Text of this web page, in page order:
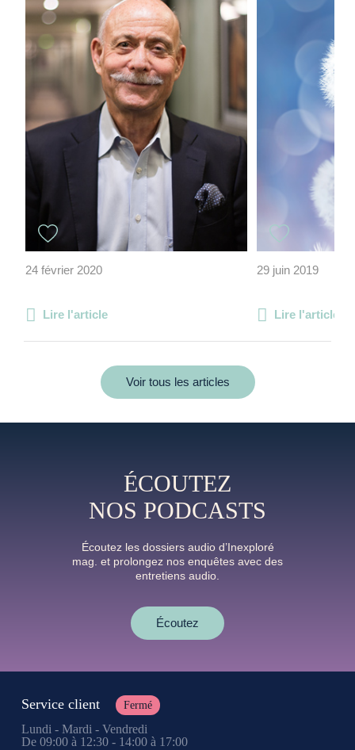
24 février 2020
Lire l'article
29 juin 2019
Lire l'article
Voir tous les articles
ÉCOUTEZ
NOS PODCASTS
Écoutez les dossiers audio d’Inexploré
mag. et prolongez nos enquêtes avec des
entretiens audio.
Écoutez
Service client Fermé
Lundi - Mardi - Vendredi
De 09:00 à 12:30 - 14:00 à 17:00